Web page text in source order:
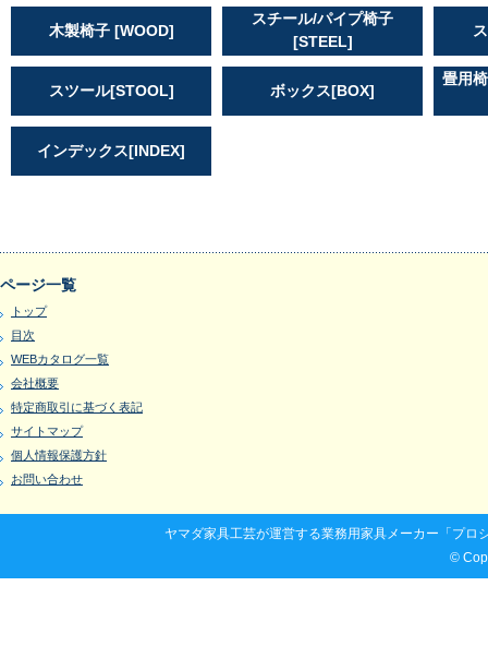
木製椅子 [WOOD]
スチール/パイプ椅子
[STEEL]
スツール[STOOL] ボックス[BOX]
畳用
インデックス[INDEX]
ページ一覧
トップ
目次
WEBカタログ一覧
会社概要
特定商取引に基づく表記
サイトマップ
個人情報保護方針
お問い合わせ
ヤマダ家具工芸が運営する業務用家具メーカー「プ
©